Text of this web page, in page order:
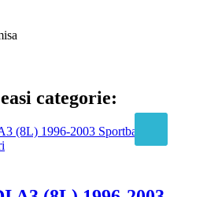
categorie: